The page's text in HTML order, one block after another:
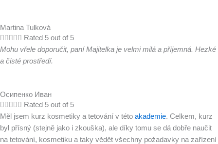
Martina Tulková
     Rated 5 out of 5
Mohu vřele doporučit, paní Majitelka je velmi milá a příjemná. Hezké
a čisté prostředí.
Осипенко Иван
 Rated 5 out of 5
Měl jsem kurz kosmetiky a tetování v této akademie. Celkem, kurz
byl přísný (stejně jako i zkouška), ale díky tomu se dá dobře naučit
na tetování, kosmetiku a taky vědět všechny požadavky na zařízení